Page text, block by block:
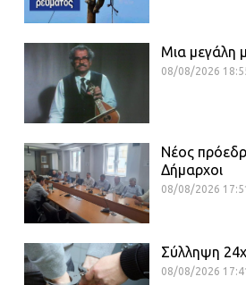
Μια μεγάλη
08/08/2026
Νέος
Δήμαρχοι
08/08/2026
Σύλληψη
08/08/2026